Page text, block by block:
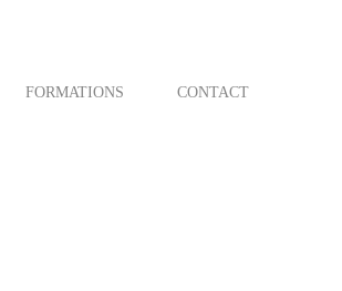
FORMATIONS CONTACT